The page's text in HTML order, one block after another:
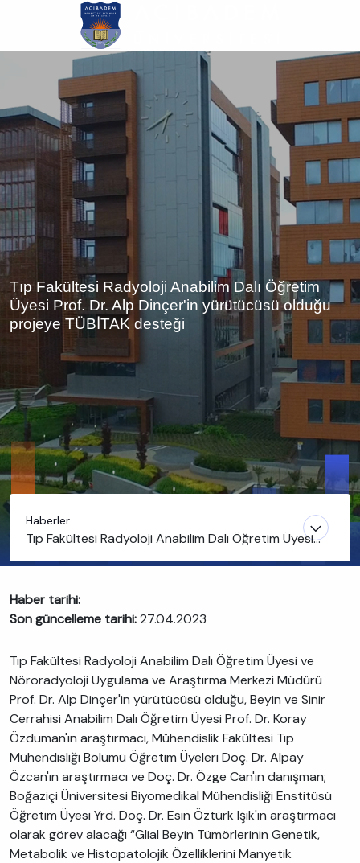
atla
Tıp Fakültesi Radyoloji Anabilim Dalı Öğretim
Üyesi Prof. Dr. Alp Dinçer'in yürütücüsü olduğu
projeye TÜBİTAK desteği
Haberler
Tıp Fakültesi Radyoloji Anabilim Dalı Öğretim Üyesi
TÜBİTAK desteği
Haber tarihi:
Son güncelleme tarihi:27.04.2023
Tıp Fakültesi Radyoloji Anabilim Dalı Öğretim Üyesi ve
Nöroradyoloji Uygulama ve Araştırma Merkezi Müdürü
Prof. Dr. Alp Dinçer'in yürütücüsü olduğu, Beyin ve Sinir
Cerrahisi Anabilim Dalı Öğretim Üyesi Prof. Dr. Koray
Özduman'ın araştırmacı, Mühendislik Fakültesi Tıp
Mühendisliği Bölümü Öğretim Üyeleri Doç. Dr. Alpay
Özcan'ın araştırmacı ve Doç. Dr. Özge Can'ın danışman;
Boğaziçi Üniversitesi Biyomedikal Mühendisliği Enstitüsü
Öğretim Üyesi Yrd. Doç. Dr. Esin Öztürk Işık'ın araştırmacı
olarak görev alacağı “Glial Beyin Tümörlerinin Genetik,
Metabolik ve Histopatolojik Özelliklerini Manyetik